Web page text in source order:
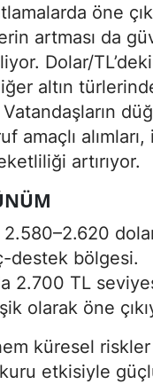
öne
artması da
Dolar/
altın
amaçlı alımları,
artırıyor.
2.580–2.620
destek bölgesi.
2.700 TL
olarak öne
küresel
etkisiyle